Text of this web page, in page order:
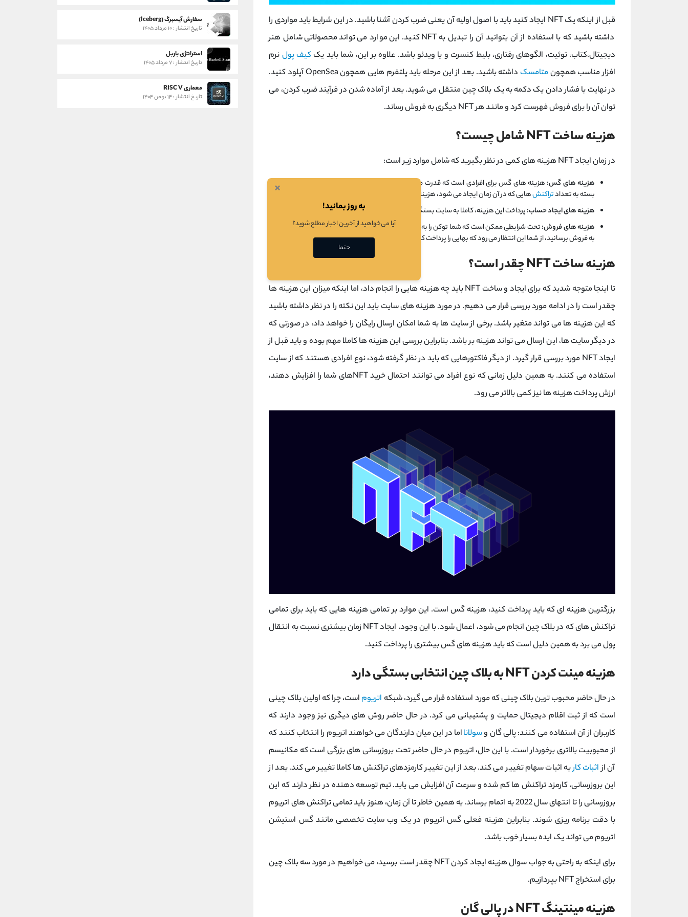
قبل از اینکه یک NFT ایجاد کنید باید با اصول اولیه آن یعنی ضرب کردن آشنا باشید. در این شرایط باید مواردی را
داشته باشید که با استفاده از آن بتوانید آن را تبدیل به NFT کنید. این موارد می تواند محصولاتی شامل هنر
دیجیتال،کتاب، توئیت، الگوهای رفتاری، بلیط کنسرت و یا ویدئو باشد. علاوه بر این، شما باید یک کیف پول نرم
افزار مناسب همچونمتامسک
داشته باشید. بعد از این مرحله باید پلتفرم هایی همچون OpenSea آپلود کنید.
در نهایت با فشار دادن یک دکمه به یک بلاک چین منتقل می شوید. بعد از آماده شدن در فرآیند ضرب کردن، می
توان آن را برای فروش فهرست کرد و مانند هر NFT دیگری به فروش رساند.
هزینه ساخت NFT شامل چیست؟
در زمان ایجاد NFT هزینه های کمی در نظر بگیرید که شامل موارد زیر است:
هزینه های گس: هزینه های گس برای افرادی است که قدرت محاسباتی را برای ایمن سازی شبکه فراهم می کند. البته
بسته به تعدادتراکنشهایی که در آن زمان ایجاد می شود، هزینه های گس نیز می تواند متغیر باشد.
هزینه های ایجاد حساب:پرداخت این هزینه، کاملا به سایت بستگی دارد.
هزینه های فروش:تحت شرایطی ممکن است که شما توکن را به صورت رایگان ایجاد کنید اما در صورتی که بخواهید آن را
به فروش برسانید، از شما این انتظار می رود که بهایی را پرداخت کنید.
هزینه ساخت NFT چقدر است؟
تا اینجا متوجه شدید که برای ایجاد و ساخت NFT باید چه هزینه هایی را انجام داد، اما اینکه میزان این هزینه ها
چقدر است را در ادامه مورد بررسی قرار می دهیم. در مورد هزینه های سایت باید این نکته را در نظر داشته باشید
که این هزینه ها می تواند متغیر باشد. برخی از سایت ها به شما امکان ارسال رایگان را خواهد داد، در صورتی که
در دیگر سایت ها، این ارسال می تواند هزینه بر باشد. بنابراین بررسی این هزینه ها کاملا مهم بوده و باید قبل از
ایجاد NFT مورد بررسی قرار گیرد. از دیگر فاکتورهایی که باید در نظر گرفته شود، نوع افرادی هستند که از سایت
استفاده می کنند. به همین دلیل زمانی که نوع افراد می توانند احتمال خرید NFTهای شما را افزایش دهند،
ارزش پرداخت هزینه ها نیز کمی بالاتر می رود.
بزرگترین هزینه ای که باید پرداخت کنید، هزینه گس است. این موارد بر تمامی هزینه هایی که باید برای تمامی
تراکنش های که در بلاک چین انجام می شود، اعمال شود. با این وجود، ایجاد NFT زمان بیشتری نسبت به انتقال
پول می برد به همین دلیل است که باید هزینه های گس بیشتری را پرداخت کنید.
هزینه مینت کردن NFT به بلاک چین انتخابی بستگی دارد
در حال حاضر محبوب ترین بلاک چینی که مورد استفاده قرار می گیرد، شبکه اتریوم است، چرا که اولین بلاک چینی
است که از ثبت اقلام دیجیتال حمایت و پشتیبانی می کرد. در حال حاضر روش های دیگری نیز وجود دارند که
کاربران از آن استفاده می کنند: پالی گان وسولانااما در این میان دارندگان می خواهند اتریوم را انتخاب کنند که
از محبوبیت بالاتری برخوردار است. با این حال، اتریوم در حال حاضر تحت بروزرسانی های بزرگی است که مکانیسم
آن ازاثبات کاربه اثبات سهام تغییر می کند. بعد از این تغییر کارمزدهای تراکنش ها کاملا تغییر می کند. بعد از
این بروزرسانی، کارمزد تراکنش ها کم شده و سرعت آن افزایش می یابد. تیم توسعه دهنده در نظر دارند که این
بروزرسانی را تا انتهای سال 2022 به اتمام برساند. به همین خاطر تا آن زمان، هنوز باید تمامی تراکنش های اتریوم
با دقت برنامه ریزی شوند. بنابراین هزینه فعلی گس اتریوم در یک وب سایت تخصصی مانند گس استیشن
اتریوم می تواند یک ایده بسیار خوب باشد.
برای اینکه به راحتی به جواب سوال هزینه ایجاد کردن NFT چقدر است برسید، می خواهیم در مورد سه بلاک چین
برای استخراج NFT بپردازیم.
هزینه مینتینگ NFT در پالی گان
سفارش آیسبرگ (Iceberg)
تاریخ انتشار : ۱۰ مرداد ۱۴۰۵
استراتژی باربل
تاریخ انتشار : ۷ مرداد ۱۴۰۵
معماری RISC V
تاریخ انتشار : ۱۴ بهمن ۱۴۰۴
×
به روز بمانید!
آیا می‌خواهید از آخرین اخبار مطلع شوید؟
حتما